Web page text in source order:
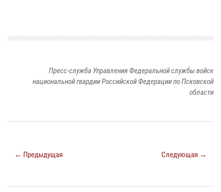
Пресс-служба Управления Федеральной службы войск
национальной гвардии Российской Федерации по Псковской
области
← Предыдущая Следующая →